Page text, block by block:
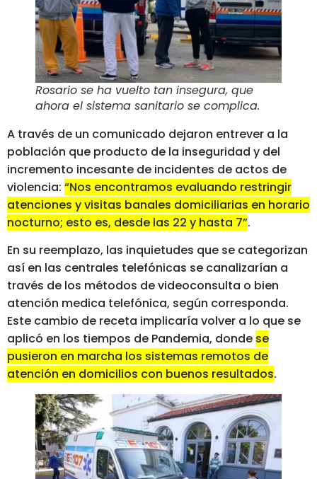
Rosario se ha vuelto tan insegura, que
ahora el sistema sanitario se complica.
A través de un comunicado dejaron entrever a la
población que producto de la inseguridad y del
incremento incesante de incidentes de actos de
violencia: “Nos encontramos evaluando restringir
atenciones y visitas banales domiciliarias en horario
nocturno; esto es, desde las 22 y hasta 7”.
En su reemplazo, las inquietudes que se categorizan
así en las centrales telefónicas se canalizarían a
través de los métodos de videoconsulta o bien
atención medica telefónica, según corresponda.
Este cambio de receta implicaría volver a lo que se
aplicó en los tiempos de Pandemia, donde se
pusieron en marcha los sistemas remotos de
atención en domicilios con buenos resultados.